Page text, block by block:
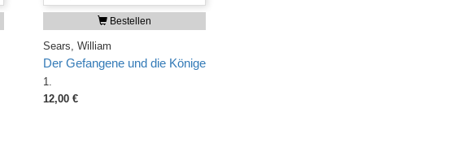
Bestellen
Sears, William
Der Gefangene und die Könige
1.
12,00 €